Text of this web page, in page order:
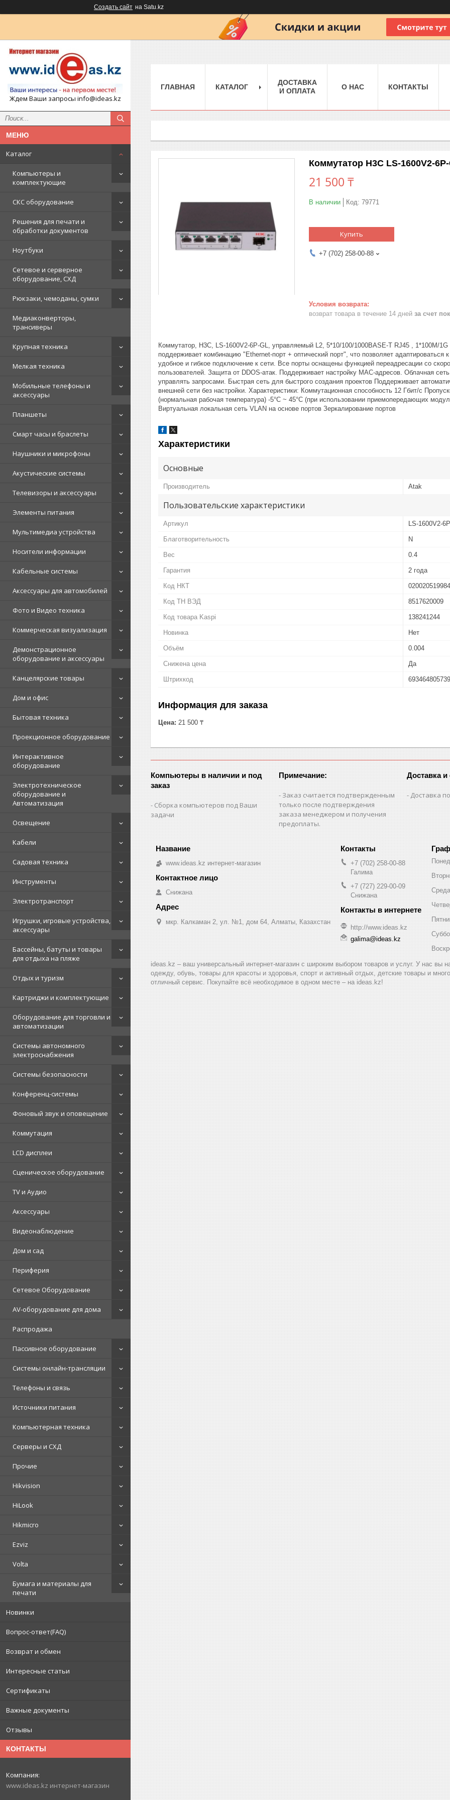
Создать сайт на Satu.kz
Ждем Ваши запросы info@ideas.kz
Каталог
Компьютеры и
комплектующие
СКС оборудование
Решения для печати и
обработки документов
Ноутбуки
Сетевое и серверное
оборудование, СХД
Рюкзаки, чемоданы, сумки
Медиаконверторы,
трансиверы
Крупная техника
Мелкая техника
Мобильные телефоны и
аксессуары
Планшеты
Смарт часы и браслеты
Наушники и микрофоны
Акустические системы
Телевизоры и аксессуары
Элементы питания
Мультимедиа устройства
Носители информации
Кабельные системы
Аксессуары для автомобилей
Фото и Видео техника
Коммерческая визуализация
Демонстрационное
оборудование и аксессуары
Канцелярские товары
Дом и офис
Бытовая техника
Проекционное оборудование
Интерактивное
оборудование
Электротехническое
оборудование и
Автоматизация
Освещение
Кабели
Садовая техника
Инструменты
Электротранспорт
Игрушки, игровые устройства,
аксессуары
Бассейны, батуты и товары
для отдыха на пляже
Отдых и туризм
Картриджи и комплектующие
Оборудование для торговли и
автоматизации
Системы автономного
электроснабжения
Системы безопасности
Конференц-системы
Фоновый звук и оповещение
Коммутация
LCD дисплеи
Сценическое оборудование
TV и Аудио
Аксессуары
Видеонаблюдение
Дом и сад
Периферия
Сетевое Оборудование
AV-оборудование для дома
Распродажа
Пассивное оборудование
Системы онлайн-трансляции
Телефоны и связь
Источники питания
Компьютерная техника
Серверы и СХД
Прочие
Hikvision
HiLook
Hikmicro
Ezviz
Volta
Бумага и материалы для
печати
Новинки
Вопрос-ответ(FAQ)
Возврат и обмен
Интересные статьи
Сертификаты
Важные документы
Отзывы
КОНТАКТЫ
www.ideas.kz интернет-магазин
ГЛАВНАЯ КАТАЛОГ
ДОСТАВКА
И ОПЛАТА
О НАС КОНТАКТЫ
Коммутатор H3C LS-1600V2-
21 500 ₸
В наличии Код: 79771
Купить
+7 (702) 258-00-88
возврат товара в течение 14 дней за счет
Коммутатор, H3C, LS-1600V2-6P-GL, управляемый L2, 5*10/100/1000BASE-T RJ45 , 1*100M/
поддерживает комбинацию "Ethernet-порт + оптический порт", что позволяет
удобное и гибкое подключение к сети. Все порты оснащены функцией переадресации со
пользователей. Защита от DDOS-атак. Поддерживает настройку MAC-адресов. Облачная
управлять запросами. Быстрая сеть для быстрого создания проектов Поддерживает
внешней сети без настройки. Характеристики: Коммутационная способность 12 Гбит/с
(нормальная рабочая температура) -5°C ~ 45°C (при использовании приемопередающих
Виртуальная локальная сеть VLAN на основе портов Зеркалирование портов
Характеристики
Основные
Производитель Atak
Пользовательские характеристики
Артикул LS-1600V2-
Благотворительность N
Вес 0.4
Гарантия 2 года
Код НКТ
Код ТН ВЭД 8517620009
Код товара Kaspi 138241244
Новинка Нет
Объём 0.004
Снижена цена Да
Штрихкод
Информация для заказа
Цена: 21 500 ₸
Компьютеры в наличии и под
заказ
Сборка компьютеров под Ваши
задачи
Примечание:
Заказ считается подтвержденным
только после подтверждения
заказа менеджером и получения
предоплаты.
Доставка и
Доставка
www.ideas.kz интернет-магазин
Снижана
мкр. Калкаман 2, ул. №1, дом 64, Алматы, Казахстан
+7 (702) 258-00-88
Галима
+7 (727) 229-00-09
Снижана
http://www.ideas.kz
galima@ideas.kz
Среда
ideas.kz – ваш универсальный интернет-магазин с широким выбором товаров и услуг. У нас вы
одежду, обувь, товары для красоты и здоровья, спорт и активный отдых, детские товары и
отличный сервис. Покупайте всё необходимое в одном месте – на ideas.kz!